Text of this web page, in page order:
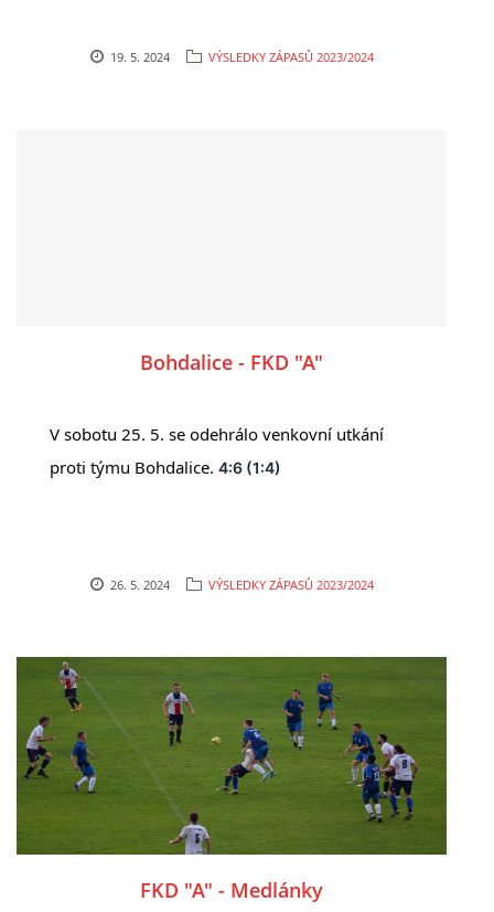
19. 5. 2024 VÝSLEDKY ZÁPASŮ 2023/2024
Bohdalice - FKD "A"
V sobotu 25. 5. se odehrálo venkovní utkání
proti týmu Bohdalice. 4:6 (1:4)
26. 5. 2024 VÝSLEDKY ZÁPASŮ 2023/2024
FKD "A" - Medlánky